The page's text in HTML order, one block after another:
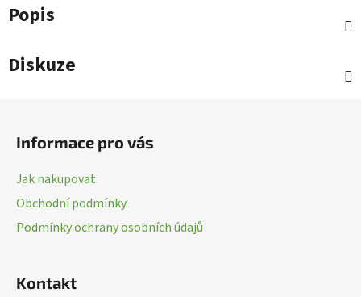
Popis
Diskuze
Informace pro vás
Jak nakupovat
Obchodní podmínky
Podmínky ochrany osobních údajů
Kontakt